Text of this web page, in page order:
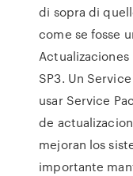
di sopra di
come se fosse
SP3. Un
usar Service
de
mejoran los
importante